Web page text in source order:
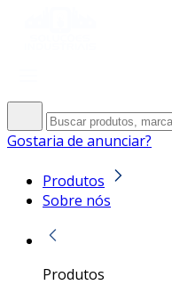
Gostaria de anunciar?
Produtos
Sobre nós
Produtos